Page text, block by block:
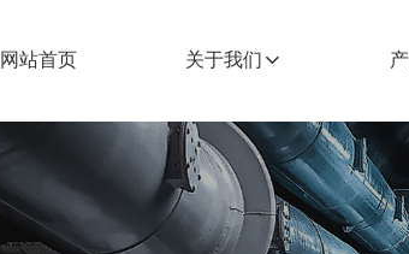
网站首页 关于我们